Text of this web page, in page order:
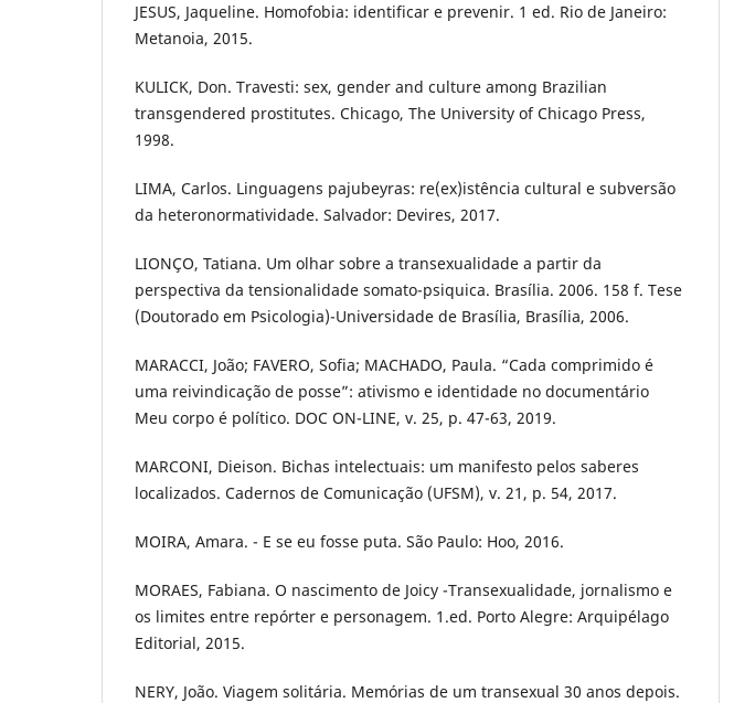
JESUS, Jaqueline. Homofobia: identificar e prevenir. 1 ed. Rio de Janeiro:
Metanoia, 2015.
KULICK, Don. Travesti: sex, gender and culture among Brazilian
transgendered prostitutes. Chicago, The University of Chicago Press,
1998.
LIMA, Carlos. Linguagens pajubeyras: re(ex)istência cultural e subversão
da heteronormatividade. Salvador: Devires, 2017.
LIONÇO, Tatiana. Um olhar sobre a transexualidade a partir da
perspectiva da tensionalidade somato-psiquica. Brasília. 2006. 158 f. Tese
(Doutorado em Psicologia)-Universidade de Brasília, Brasília, 2006.
MARACCI, João; FAVERO, Sofia; MACHADO, Paula. “Cada comprimido é
uma reivindicação de posse”: ativismo e identidade no documentário
Meu corpo é político. DOC ON-LINE, v. 25, p. 47-63, 2019.
MARCONI, Dieison. Bichas intelectuais: um manifesto pelos saberes
localizados. Cadernos de Comunicação (UFSM), v. 21, p. 54, 2017.
MOIRA, Amara. - E se eu fosse puta. São Paulo: Hoo, 2016.
MORAES, Fabiana. O nascimento de Joicy -Transexualidade, jornalismo e
os limites entre repórter e personagem. 1.ed. Porto Alegre: Arquipélago
Editorial, 2015.
NERY, João. Viagem solitária. Memórias de um transexual 30 anos depois.